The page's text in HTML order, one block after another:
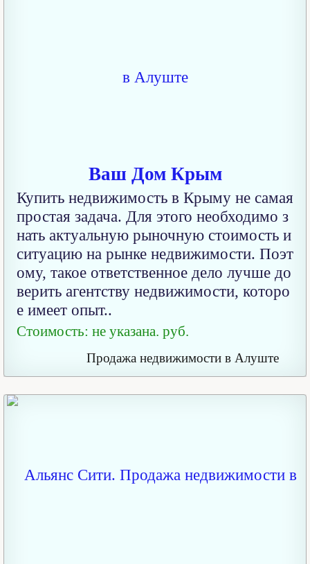
Ваш Дом Крым
Купить недвижимость в Крыму не самая
простая задача. Для этого необходимо з
нать актуальную рыночную стоимость и
ситуацию на рынке недвижимости. Поэт
ому, такое ответственное дело лучше до
верить агентству недвижимости, которо
е имеет опыт..
Стоимость: не указана. руб.
Продажа недвижимости в Алуште